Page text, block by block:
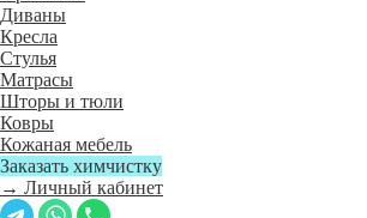
Диваны
Кресла
Стулья
Матрасы
Шторы и тюли
Ковры
Кожаная мебель
Заказать химчистку
→ Личный кабинет